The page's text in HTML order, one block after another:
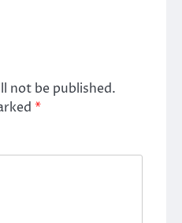
not be published.
*